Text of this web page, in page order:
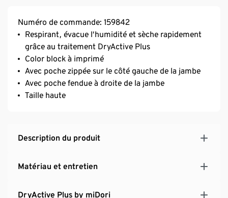
Numéro de commande: 159842
Respirant, évacue l’humidité et sèche rapidement
grâce au traitement DryActive Plus
Color block à imprimé
Avec poche zippée sur le côté gauche de la jambe
Avec poche fendue à droite de la jambe
Taille haute
Description du produit
Matériau et entretien
DryActive Plus by miDori